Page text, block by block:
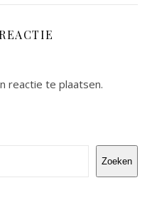
reactie te plaatsen.
Zoeken